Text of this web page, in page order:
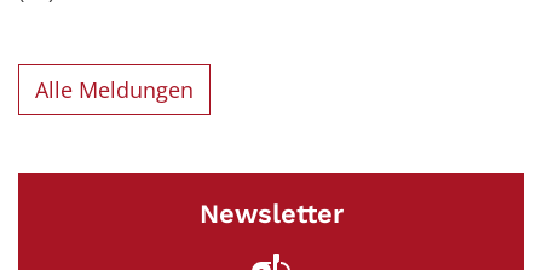
Alle Meldungen
Newsletter